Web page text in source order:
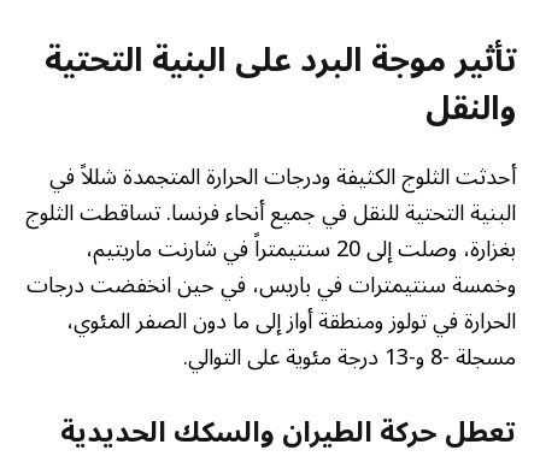
تأثير موجة البرد على البنية التحتية
والنقل
أحدثت الثلوج الكثيفة ودرجات الحرارة المتجمدة شللاً في
البنية التحتية للنقل في جميع أنحاء فرنسا. تساقطت الثلوج
بغزارة، وصلت إلى 20 سنتيمتراً في شارنت ماريتيم،
وخمسة سنتيمترات في باريس، في حين انخفضت درجات
الحرارة في تولوز ومنطقة أواز إلى ما دون الصفر المئوي،
مسجلة -8 و-13 درجة مئوية على التوالي.
تعطل حركة الطيران والسكك الحديدية